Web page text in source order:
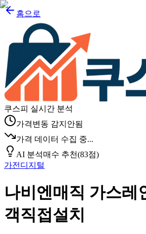
홈으로
쿠스피 실시간 분석
가격변동 감지안됨
가격 데이터 수집 중...
AI 분석매수 추천(83점)
가전디지털
나비엔매직 가스레
객직접설치